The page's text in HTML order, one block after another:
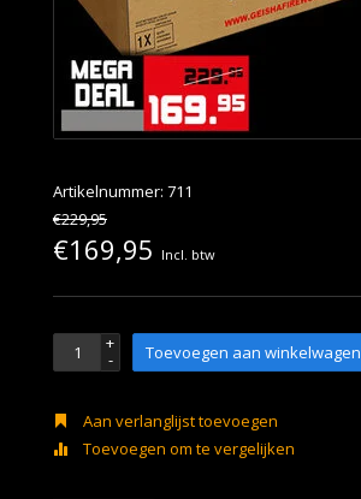
Artikelnummer: 711
€229,95
€169,95 Incl. btw
+
- Toevoegen aan winkelwagen
Aan verlanglijst toevoegen
Toevoegen om te vergelijken